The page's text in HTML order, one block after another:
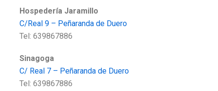
Hospedería Jaramillo
C/Real 9 – Peñaranda de Duero
Tel: 639867886
Sinagoga
C/ Real 7 – Peñaranda de Duero
Tel: 639867886